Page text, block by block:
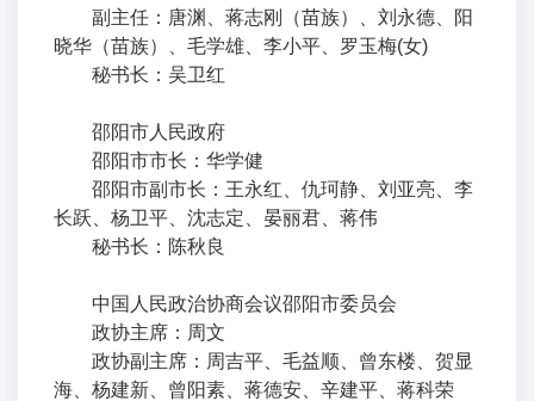
副主任：唐渊、蒋志刚（苗族）、刘永德、阳
晓华（苗族）、毛学雄、李小平、罗玉梅(女)
秘书长：吴卫红
邵阳市人民政府
邵阳市市长：华学健
邵阳市副市长：王永红、仇珂静、刘亚亮、李
长跃、杨卫平、沈志定、晏丽君、蒋伟
秘书长：陈秋良
中国人民政治协商会议邵阳市委员会
政协主席：周文
政协副主席：周吉平、毛益顺、曾东楼、贺显
海、杨建新、曾阳素、蒋德安、辛建平、蒋科荣